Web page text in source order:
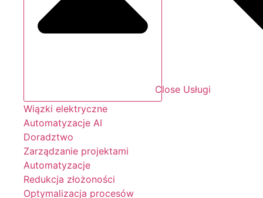
Close Usługi
Wiązki elektryczne
Automatyzacje AI
Doradztwo
Zarządzanie projektami
Automatyzacje
Redukcja złożoności
Optymalizacja procesów